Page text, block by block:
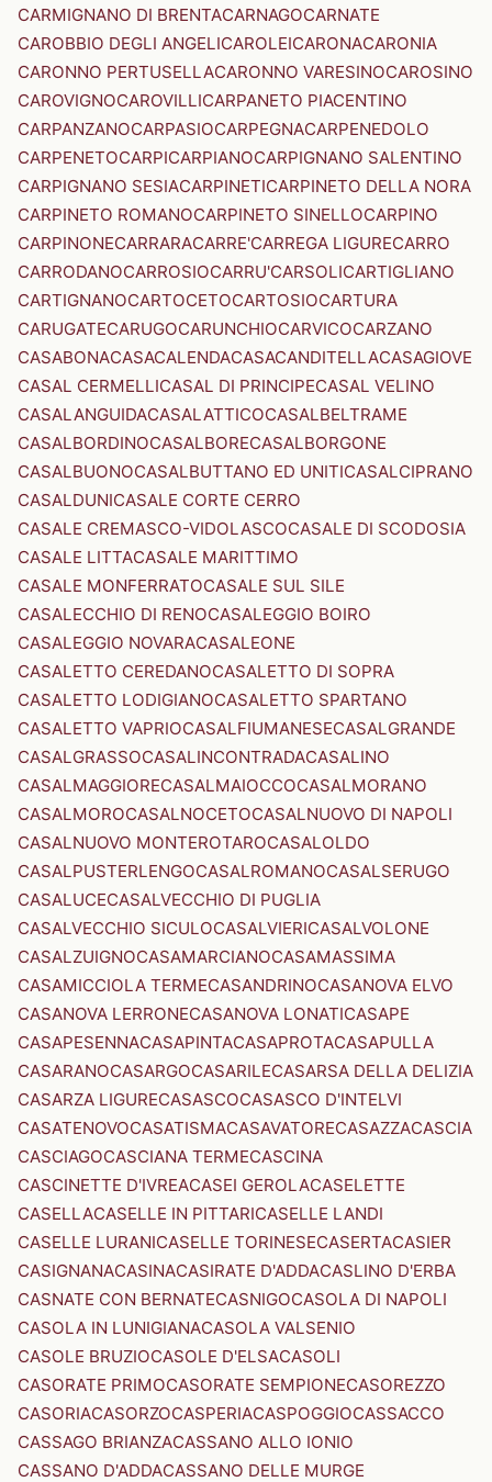
CARMIGNANO DI BRENTACARNAGOCARNATE
CAROBBIO DEGLI ANGELICAROLEICARONACARONIA
CARONNO PERTUSELLACARONNO VARESINOCAROSINO
CAROVIGNOCAROVILLICARPANETO PIACENTINO
CARPANZANOCARPASIOCARPEGNACARPENEDOLO
CARPENETOCARPICARPIANOCARPIGNANO SALENTINO
CARPIGNANO SESIACARPINETICARPINETO DELLA NORA
CARPINETO ROMANOCARPINETO SINELLOCARPINO
CARPINONECARRARACARRE'CARREGA LIGURECARRO
CARRODANOCARROSIOCARRU'CARSOLICARTIGLIANO
CARTIGNANOCARTOCETOCARTOSIOCARTURA
CARUGATECARUGOCARUNCHIOCARVICOCARZANO
CASABONACASACALENDACASACANDITELLACASAGIOVE
CASAL CERMELLICASAL DI PRINCIPECASAL VELINO
CASALANGUIDACASALATTICOCASALBELTRAME
CASALBORDINOCASALBORECASALBORGONE
CASALBUONOCASALBUTTANO ED UNITICASALCIPRANO
CASALDUNICASALE CORTE CERRO
CASALE CREMASCO-VIDOLASCOCASALE DI SCODOSIA
CASALE LITTACASALE MARITTIMO
CASALE MONFERRATOCASALE SUL SILE
CASALECCHIO DI RENOCASALEGGIO BOIRO
CASALEGGIO NOVARACASALEONE
CASALETTO CEREDANOCASALETTO DI SOPRA
CASALETTO LODIGIANOCASALETTO SPARTANO
CASALETTO VAPRIOCASALFIUMANESECASALGRANDE
CASALGRASSOCASALINCONTRADACASALINO
CASALMAGGIORECASALMAIOCCOCASALMORANO
CASALMOROCASALNOCETOCASALNUOVO DI NAPOLI
CASALNUOVO MONTEROTAROCASALOLDO
CASALPUSTERLENGOCASALROMANOCASALSERUGO
CASALUCECASALVECCHIO DI PUGLIA
CASALVECCHIO SICULOCASALVIERICASALVOLONE
CASALZUIGNOCASAMARCIANOCASAMASSIMA
CASAMICCIOLA TERMECASANDRINOCASANOVA ELVO
CASANOVA LERRONECASANOVA LONATICASAPE
CASAPESENNACASAPINTACASAPROTACASAPULLA
CASARANOCASARGOCASARILECASARSA DELLA DELIZIA
CASARZA LIGURECASASCOCASASCO D'INTELVI
CASATENOVOCASATISMACASAVATORECASAZZACASCIA
CASCIAGOCASCIANA TERMECASCINA
CASCINETTE D'IVREACASEI GEROLACASELETTE
CASELLACASELLE IN PITTARICASELLE LANDI
CASELLE LURANICASELLE TORINESECASERTACASIER
CASIGNANACASINACASIRATE D'ADDACASLINO D'ERBA
CASNATE CON BERNATECASNIGOCASOLA DI NAPOLI
CASOLA IN LUNIGIANACASOLA VALSENIO
CASOLE BRUZIOCASOLE D'ELSACASOLI
CASORATE PRIMOCASORATE SEMPIONECASOREZZO
CASORIACASORZOCASPERIACASPOGGIOCASSACCO
CASSAGO BRIANZACASSANO ALLO IONIO
CASSANO D'ADDACASSANO DELLE MURGE